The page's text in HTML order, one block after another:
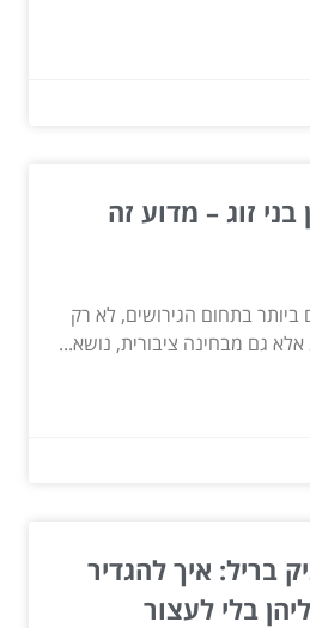
זוג – מדוע זה
בתחום הגירושים, לא רק
אלא גם מבחינה ציבורית, נושא...
בריל: איך להגדיר
בלי לעצור